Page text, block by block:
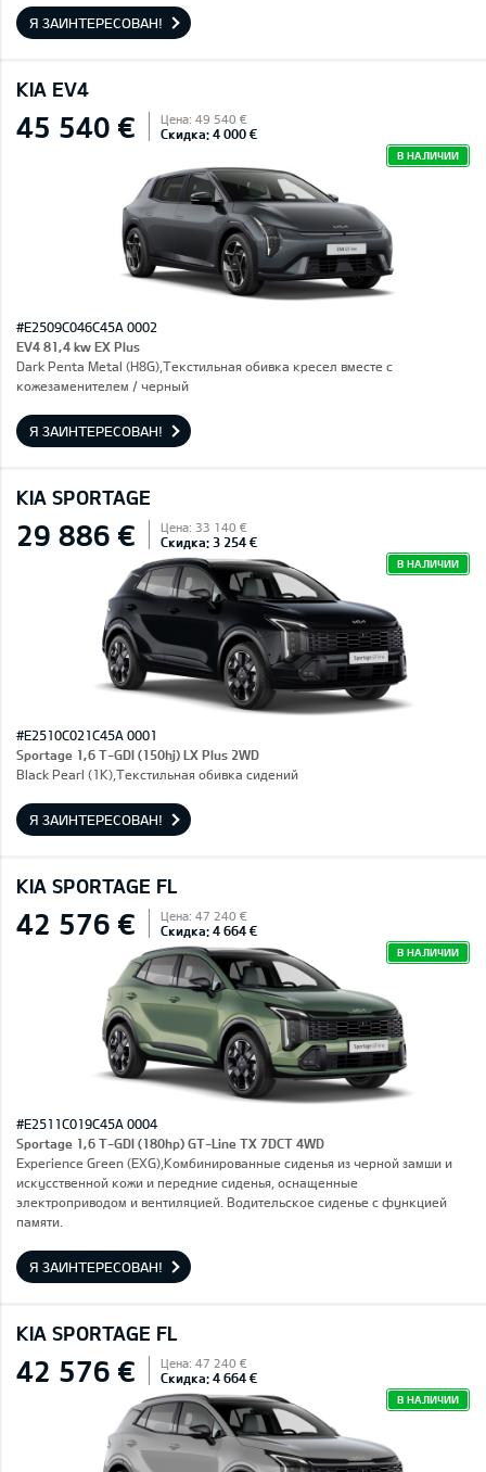
Я ЗАИНТЕРЕСОВАН!
KIA EV4
45 540 € Цена: 49 540 €
Скидка: 4 000 €
В НАЛИЧИИ
#E2509C046C45A 0002
EV4 81,4 kw EX Plus
Dark Penta Metal (H8G),Текстильная обивка кресел вместе с
кожезаменителем / черный
Я ЗАИНТЕРЕСОВАН!
KIA SPORTAGE
29 886 € Цена: 33 140 €
Скидка: 3 254 €
В НАЛИЧИИ
#E2510C021C45A 0001
Sportage 1,6 T-GDI (150hj) LX Plus 2WD
Black Pearl (1K),Текстильная обивка сидений
Я ЗАИНТЕРЕСОВАН!
KIA SPORTAGE FL
42 576 € Цена: 47 240 €
Скидка: 4 664 €
В НАЛИЧИИ
#E2511C019C45A 0004
Sportage 1,6 T-GDI (180hp) GT-Line TX 7DCT 4WD
Experience Green (EXG),Комбинированные сиденья из черной замши и
искусственной кожи и передние сиденья, оснащенные
электроприводом и вентиляцией. Водительское сиденье с функцией
памяти.
Я ЗАИНТЕРЕСОВАН!
KIA SPORTAGE FL
42 576 € Цена: 47 240 €
Скидка: 4 664 €
В НАЛИЧИИ